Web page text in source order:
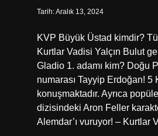
Tarih: Aralık 13, 2024
KVP Büyük Üstad kimdir?
Kurtlar Vadisi Yalçın Bulut
Gladio 1. adamı kim? Doğu
numarası Tayyip Erdoğan!
konuşmaktadır. Ayrıca
dizisindeki Aron Feller
Alemdar’ı vuruyor! – Kurtlar